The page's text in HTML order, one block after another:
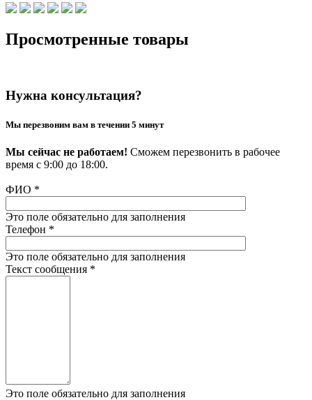
Просмотренные товары
Нужна консультация?
Мы перезвоним вам в течении 5 минут
Мы сейчас не работаем! Сможем перезвонить в рабочее
время с 9:00 до 18:00.
ФИО *
Это поле обязательно для заполнения
Телефон *
Это поле обязательно для заполнения
Текст сообщения *
Это поле обязательно для заполнения